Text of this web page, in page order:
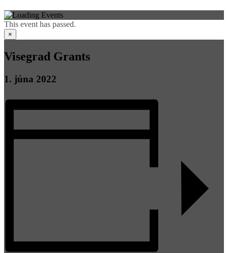
This event has passed.
×
Visegrad Grants
1. júna 2022